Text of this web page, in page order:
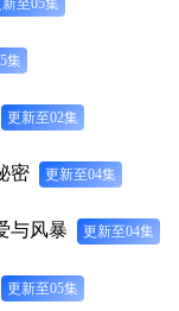
至05集
集
更新至02集
密 更新至04集
与风暴 更新至04集
更新至05集